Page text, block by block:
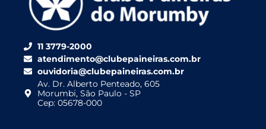
11 3779-2000
atendimento@clubepaineiras.com.br
ouvidoria@clubepaineiras.com.br
Av. Dr. Alberto Penteado, 605
Morumbi, São Paulo - SP
Cep: 05678-000